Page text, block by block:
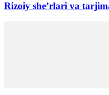
Rizoiy she’rlari va